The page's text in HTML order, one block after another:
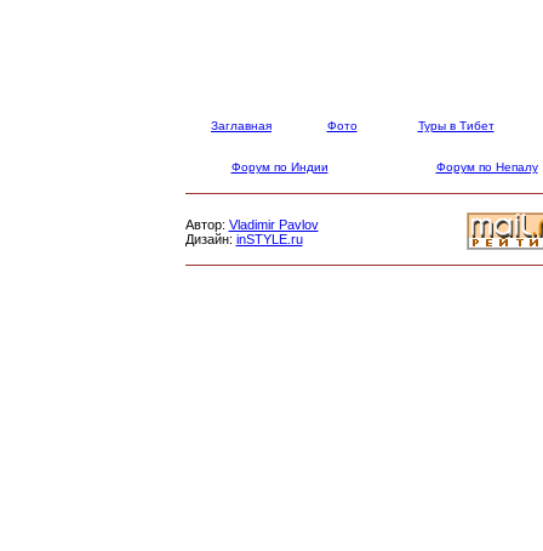
Заглавная Фото Туры в Тибет
Форум по Индии Форум по Непалу
Автор: Vladimir Pavlov
Дизайн: inSTYLE.ru